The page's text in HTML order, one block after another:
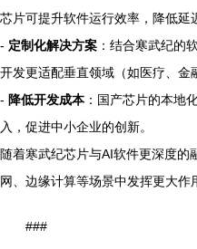
芯片可提升软件运行效率，降低延
- 定制化解决方案 ：结合寒武纪的
开发更适配垂直领域（如医疗、金
- 降低开发成本：国产芯片的本地
入，促进中小企业的创新。
随着寒武纪芯片与AI软件更深度的
网、边缘计算等场景中发挥更大作
###